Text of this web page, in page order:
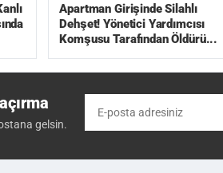
Apartman Girişinde Silahlı
Dehşet! Yönetici Yardımcısı
Komşusu Tarafından Öldürü...
gelsin.